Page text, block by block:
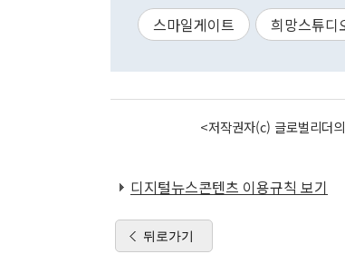
스마일게이트 희망스튜디
<저작권자(c) 글로벌리더
디지털뉴스콘텐츠 이용규칙 보기
뒤로가기